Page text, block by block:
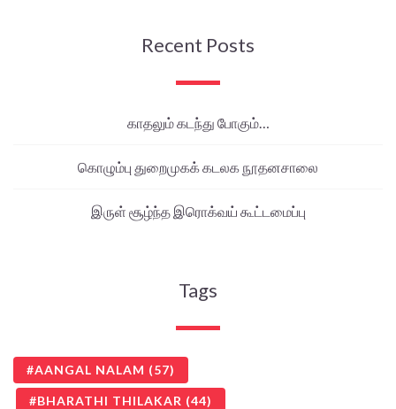
Recent Posts
காதலும் கடந்து போகும்…
கொழும்பு துறைமுகக் கடலக நூதனசாலை
இருள் சூழ்ந்த இரொக்வய் கூட்டமைப்பு
Tags
AANGAL NALAM (57)
BHARATHI THILAKAR (44)